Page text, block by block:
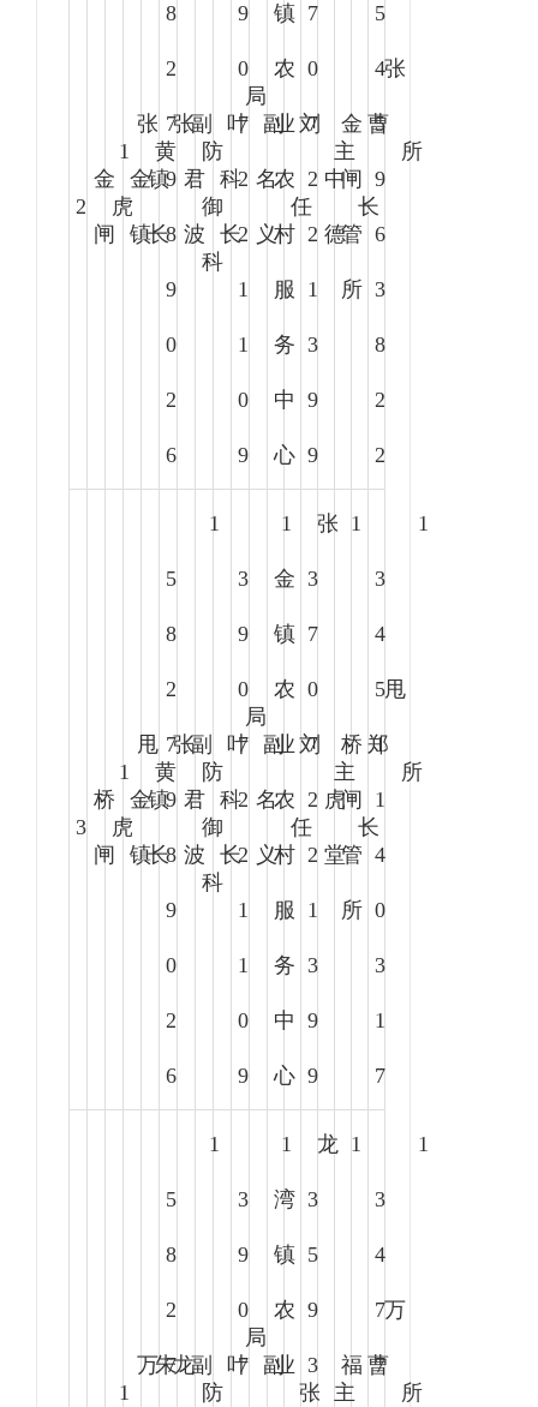
1
2
张
金
闸
黄
虎
张
金
镇
副
镇
长
8
2
7
9
8
9
0
2
6
叶
君
波
局
防
御
科
副
科
长
9
0
7
2
2
1
1
0
9
刘
名
义
镇
农
业
农
村
服
务
中
心
主
任
7
0
7
2
2
1
3
9
9
曹
中
德
张
金
闸
管
所
所
长
5
4
5
9
6
3
8
2
2
1
3
甩
桥
闸
黄
虎
张
金
镇
副
镇
长
1
5
8
2
7
9
8
9
0
2
6
叶
君
波
局
防
御
科
副
科
长
1
3
9
0
7
2
2
1
1
0
9
刘
名
义
张
金
镇
农
业
农
村
服
务
中
心
主
任
1
3
7
0
7
2
2
1
3
9
9
郑
虎
堂
甩
桥
闸
管
所
所
长
1
3
4
5
1
1
4
0
3
1
7
1
万朱龙副
1
5
8
2
7 叶
局
防
副
1
3
9
0
7
张
龙
湾
镇
农
业
主
1
3
5
9
3 曹
万
福
所
1
3
4
7
7